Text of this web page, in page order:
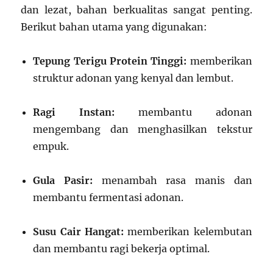
dan lezat, bahan berkualitas sangat penting.
Berikut bahan utama yang digunakan:
Tepung Terigu Protein Tinggi: memberikan
struktur adonan yang kenyal dan lembut.
Ragi Instan: membantu adonan
mengembang dan menghasilkan tekstur
empuk.
Gula Pasir: menambah rasa manis dan
membantu fermentasi adonan.
Susu Cair Hangat: memberikan kelembutan
dan membantu ragi bekerja optimal.